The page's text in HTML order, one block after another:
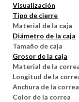
Visualización
Tipo de cierre
Material de la caja
Diámetro de la caja
Tamaño de caja
Grosor de la caja
Material de la
Longitud de la
Anchura de la correa
Color de la correa